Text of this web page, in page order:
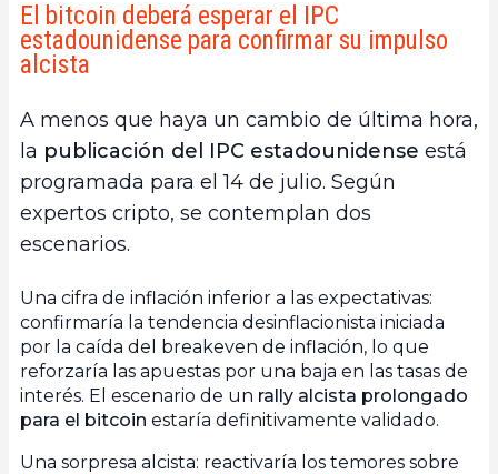
El bitcoin deberá esperar el IPC
estadounidense para confirmar su impulso
alcista
A menos que haya un cambio de última hora,
la publicación del IPC estadounidense está
programada para el 14 de julio. Según
expertos cripto, se contemplan dos
escenarios.
Una cifra de inflación inferior a las expectativas:
confirmaría la tendencia desinflacionista iniciada
por la caída del breakeven de inflación, lo que
reforzaría las apuestas por una baja en las tasas de
interés. El escenario de un rally alcista prolongado
para el bitcoin estaría definitivamente validado.
Una sorpresa alcista: reactivaría los temores sobre